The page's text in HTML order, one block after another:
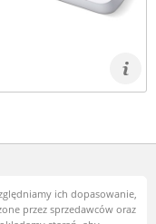
ich dopasowanie,
przez sprzedawców oraz